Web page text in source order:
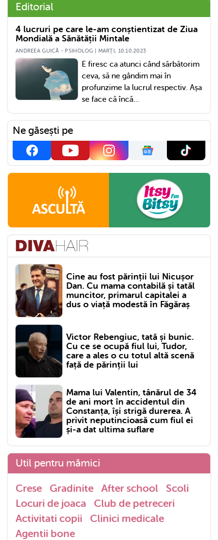
Editorial
4 lucruri pe care le-am conștientizat de Ziua
Mondială a Sănătății Mintale
ANDREEA GUICĂ - PSIHOLOG | MARŢI, 10.10.2023
E firesc ca atunci când sărbătorim
ceva, să ne gândim mai în
profunzime la lucrul respectiv. Așa
se face că încă...
Ne găsești pe
Cine au fost părinții lui Nicușor
Dan. Cu mama contabilă și tatăl
muncitor, primarul capitalei a
dus o viață modestă în Făgăraș
Victor Rebengiuc, tată și bunic.
Cu ce se ocupă fiul lui, Tudor,
care a ales o cu totul altă scenă
față de părinții lui
Mama lui Valentin, tânărul de 34
de ani mort în accidentul din
Constanța, își strigă durerea. A
privit neputincioasă cum fiul ei
și-a dat ultima suflare
Util pentru mămici
Crese Gradinite After school
Scoli
Locuri de joaca
Club de petreceri
Activitati copii
Clinici medicale
Agentii bone